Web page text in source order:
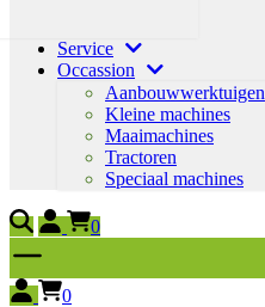
Service
Occassion
Aanbouwwerktuigen
Kleine machines
Maaimachines
Tractoren
Speciaal machines
0
0